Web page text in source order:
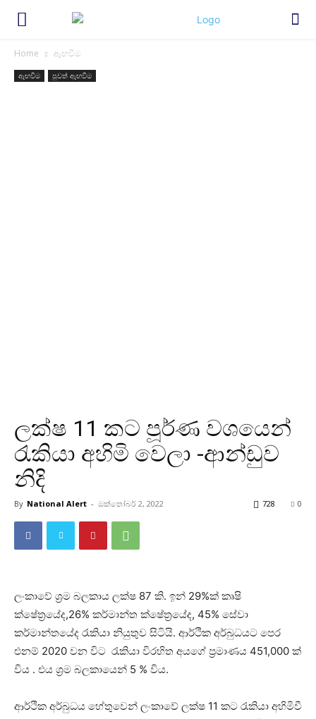
Home ඇඟවීම
ඇඟවීම පුවත් ඇඟවීම
ලක්ෂ 11 කට පූර්ණ වශයෙන්
‍රැකියා අහිමි වෙලා -ආන්ඩුව
නිදි
By National Alert - ඔක්තෝබර් 2, 2022 0
728
ලංකාවේ ශ්‍රම බලකාය ලක්ෂ 87 කි. ඉන් 29%ක් කෘෂි
ක්ෂේත්‍රයේද,26% කර්මාන්ත ක්ෂේත්‍රයේද, 45% සේවා
කර්මාන්තයේද රැකියා නියුතුව සිටියි. ආර්ථික අර්බුධයට පෙර
එනම් 2020 වන විට රැකියා විරහිත අයගේ ප්‍රමාණය 451,000 ක්
විය . එය ශ්‍රම බලකායෙන් 5 % විය.
ආර්ථික අර්බුධය හේතුවෙන් ලංකාවේ ලක්ෂ 11 කට ‍රැකියා අහිමිවී